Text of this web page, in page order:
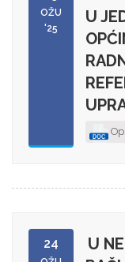
OŽU
'25
U
24
U